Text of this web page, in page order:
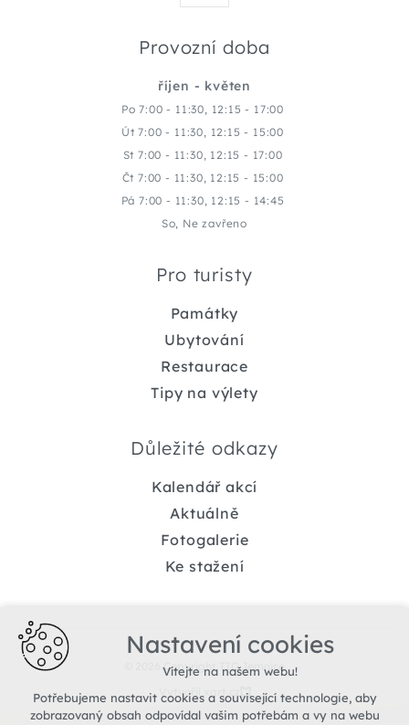
Provozní doba
říjen - květen
Po 7:00 - 11:30, 12:15 - 17:00
Út 7:00 - 11:30, 12:15 - 15:00
St 7:00 - 11:30, 12:15 - 17:00
Čt 7:00 - 11:30, 12:15 - 15:00
Pá 7:00 - 11:30, 12:15 - 14:45
So, Ne zavřeno
Pro turisty
Památky
Ubytování
Restaurace
Tipy na výlety
Důležité odkazy
Kalendář akcí
Aktuálně
Fotogalerie
Ke stažení
© 2026 Copyright TIC Jemnice
Vytvořil xart.cz
Nastavení cookies
Vítejte na našem webu!
Potřebujeme nastavit cookies a související technologie, aby
zobrazovaný obsah odpovídal vašim potřebám a vy na webu